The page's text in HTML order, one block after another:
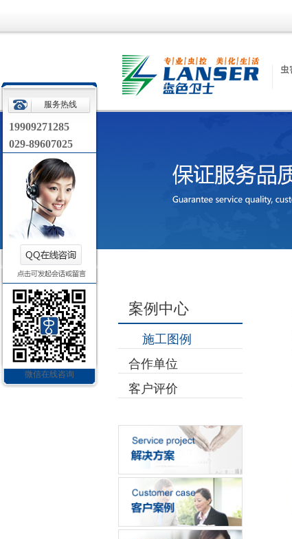
案例中心
施工图例
合作单位
客户评价
服务热线
19909271285
029-89607025
微信在线咨询